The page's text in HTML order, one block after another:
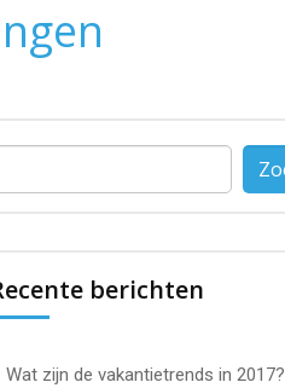
berichten
Wat zijn de vakantietrends in 2017?